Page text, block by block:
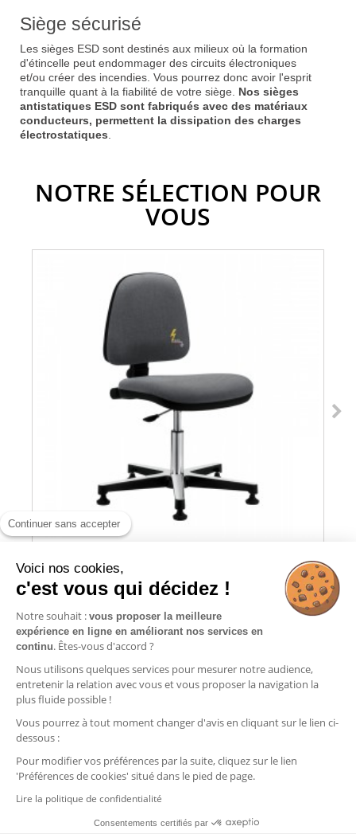
Siège sécurisé
Les sièges ESD sont destinés aux milieux où la formation
d'étincelle peut endommager des circuits électroniques
et/ou créer des incendies. Vous pourrez donc avoir l'esprit
tranquille quant à la fiabilité de votre siège. Nos sièges
antistatiques ESD sont fabriqués avec des matériaux
conducteurs, permettent la dissipation des charges
électrostatiques
NOTRE SÉLECTION POUR
VOUS
SIÈGE ESD ANTISTATIQUE - 212 - TISSU -...
Ajouter au panier
Informations
Commandes
Nos produits
Continuer sans accepter
Voici nos cookies,
c'est vous qui décidez !
Notre souhait : vous proposer la meilleure
expérience en ligne en améliorant nos services en
continu. Êtes-vous d'accord ?
Nous utilisons quelques services pour mesurer notre audience,
entretenir la relation avec vous et vous proposer la navigation la
plus fluide possible !
Vous pourrez à tout moment changer d'avis en cliquant sur le lien ci-
dessous :
Pour modifier vos préférences par la suite, cliquez sur le lien
'Préférences de cookies' situé dans le pied de page.
Lire la politique de confidentialité
Consentements certifiés par